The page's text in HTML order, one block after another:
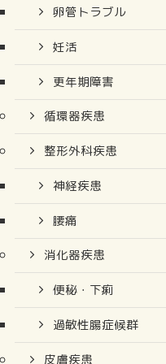
卵管トラブル
妊活
更年期障害
循環器疾患
整形外科疾患
神経疾患
腰痛
消化器疾患
便秘・下痢
過敏性腸症候群
皮膚疾患